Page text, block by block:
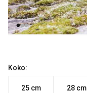
Koko:
25 cm 28 cm